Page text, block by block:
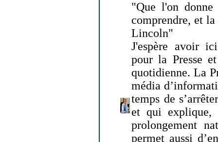
"Que l'on
comprendre, et
Lincoln"
J'espère avoir
pour la Presse
quotidienne. La
média
temps de
et qui explique,
prolongement
permet aussi